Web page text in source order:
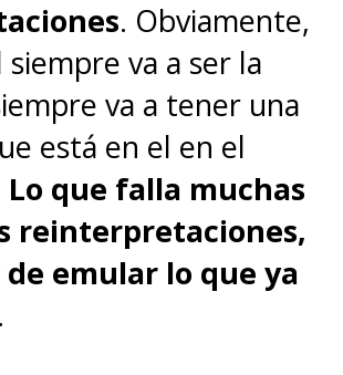
. Obviamente,
va a ser la
va a tener una
está en el en el
Lo que falla muchas
reinterpretaciones,
emular lo que ya